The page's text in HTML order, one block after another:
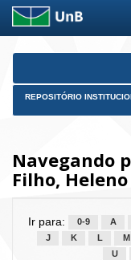
Skip
REPOSITÓRIO
Navegando
Filho,
Ir para: 0-9 A
J
K L M
U